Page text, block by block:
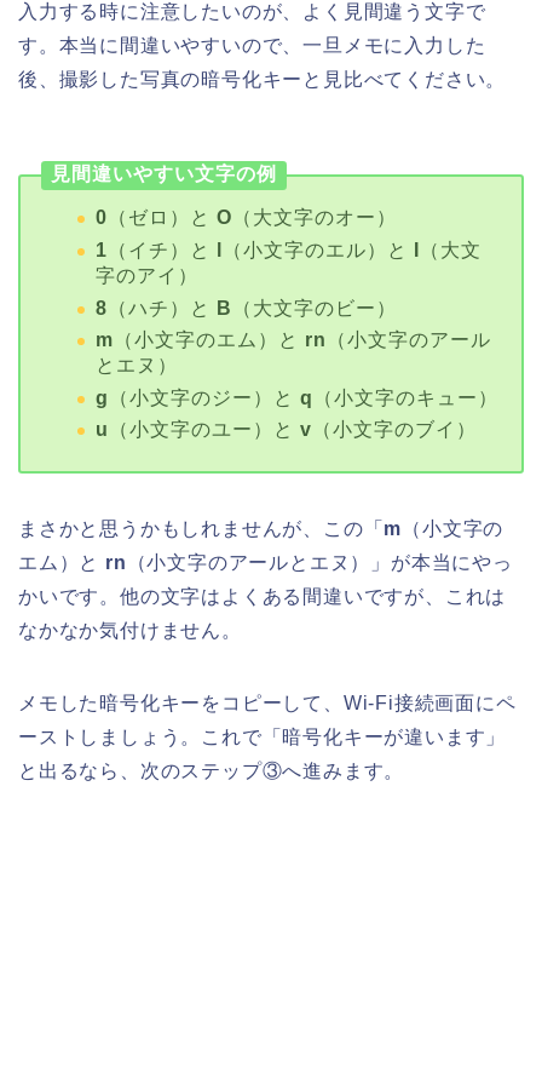
入力する時に注意したいのが、よく見間違う文字で
す。本当に間違いやすいので、一旦メモに入力した
後、撮影した写真の暗号化キーと見比べてください。
見間違いやすい文字の例
0 （ゼロ）と O （大文字のオー）
1 （イチ）と （小文字のエル）と
（大文
字のアイ）
8 （ハチ）と B
（大文字のビー）
m （小文字のエム）と rn
（小文字のアール
とエヌ）
g
（小文字のジー）と q
（小文字のキュー）
u
（小文字のユー）と v （小文字のブイ）
まさかと思うかもしれませんが、この「 m （小文字の
エム）と rn （小文字のアールとエヌ）」が本当にやっ
かいです。他の文字はよくある間違いですが、これは
なかなか気付けません。
メモした暗号化キーをコピーして、Wi-Fi接続画面にペ
ーストしましょう。これで「暗号化キーが違います」
と出るなら、次のステップ③へ進みます。